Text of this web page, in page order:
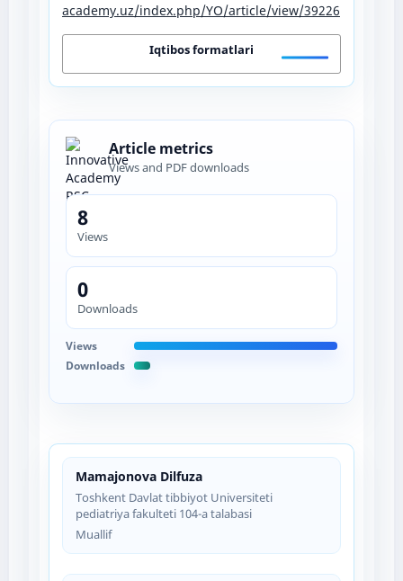
Mamajonova Dilfuza
Toshkent Davlat tibbiyot Universiteti
pediatriya fakulteti 104-a talabasi
Muallif
academy.uz/index.php/YO/article/view/39226
Iqtibos formatlari
Article metrics
Views and PDF downloads
8
Views
0
Downloads
Views
Downloads